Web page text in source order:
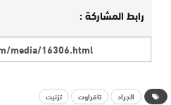
رابط المشاركة :
الجراد تافراوت تزنيت